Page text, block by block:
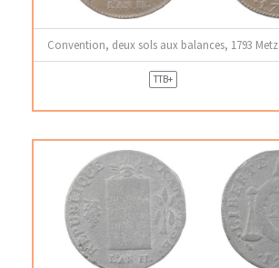
Convention, deux sols aux balances, 1793 Metz
TTB+